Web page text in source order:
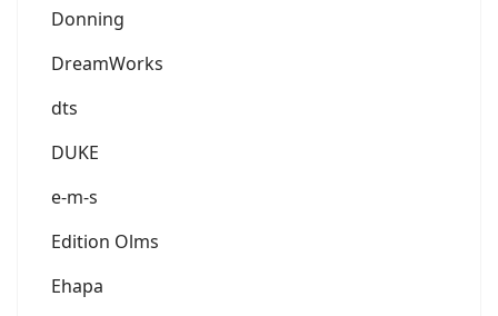
Donning
DreamWorks
dts
DUKE
e-m-s
Edition Olms
Ehapa